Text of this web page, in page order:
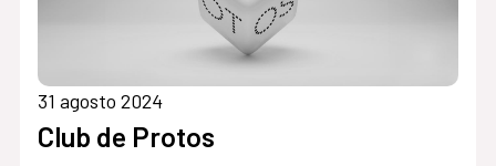
31 agosto 2024
Club de Protos